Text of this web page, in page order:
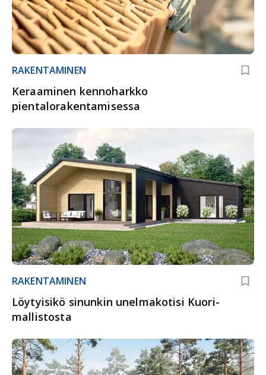
RAKENTAMINEN
Keraaminen kennoharkko
pientalorakentamisessa
RAKENTAMINEN
Löytyisikö sinunkin unelmakotisi Kuori-
mallistosta